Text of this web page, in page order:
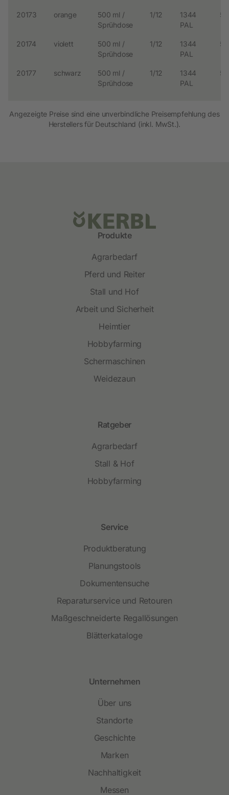
20173 orange
500 ml /
Sprühdose
1/12
1344
PAL
20174 violett
500 ml /
Sprühdose
1/12
1344
PAL
20177 schwarz
500 ml /
Sprühdose
1/12
1344
PAL
Angezeigte Preise sind eine unverbindliche Preisempfehlung des
Herstellers für Deutschland (inkl. MwSt.).
Produkte
Agrarbedarf
Pferd und Reiter
Stall und Hof
Arbeit und Sicherheit
Heimtier
Hobbyfarming
Schermaschinen
Weidezaun
Ratgeber
Agrarbedarf
Stall & Hof
Hobbyfarming
Service
Produktberatung
Planungstools
Dokumentensuche
Reparaturservice und Retouren
Maßgeschneiderte Regallösungen
Blätterkataloge
Unternehmen
Über uns
Standorte
Geschichte
Marken
Nachhaltigkeit
Messen